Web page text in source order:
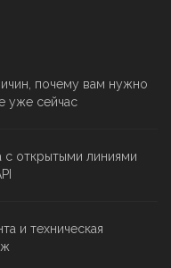
почему вам нужно
уже сейчас
с открытыми линиями
и техническая